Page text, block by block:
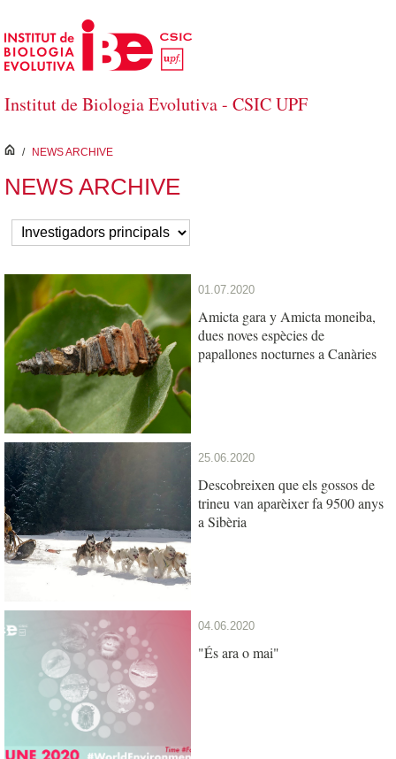
Salta al contingut principal
Institut de Biologia Evolutiva - CSIC UPF
inici
/ NEWS ARCHIVE
NEWS ARCHIVE
01.07.2020
Amicta gara y Amicta moneiba,
dues noves espècies de
papallones nocturnes a Canàries
25.06.2020
Descobreixen que els gossos de
trineu van aparèixer fa 9500 anys
a Sibèria
04.06.2020
"És ara o mai"